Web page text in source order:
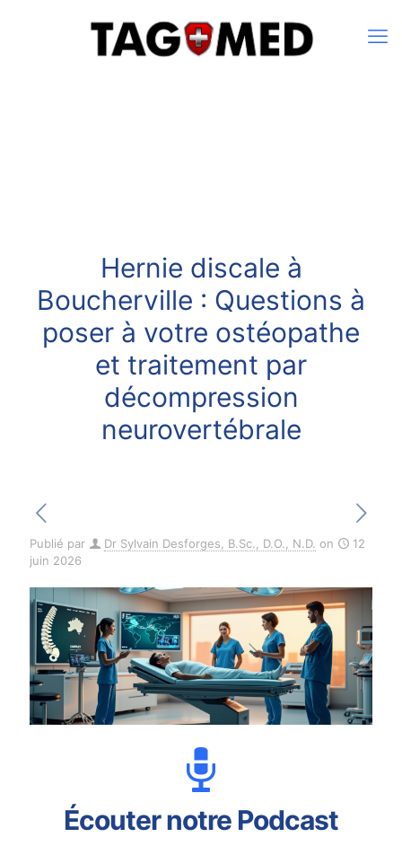
Hernie discale à
Boucherville : Questions à
poser à votre ostéopathe
et traitement par
décompression
neurovertébrale
Publié par Dr Sylvain Desforges, B.Sc., D.O., N.D. on
12
juin 2026
Écouter notre Podcast